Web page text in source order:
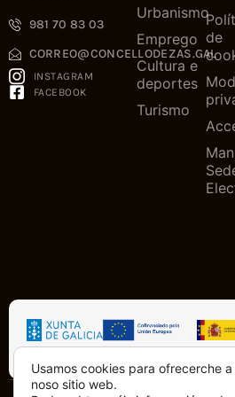
981 70 83 03
CORREO@CONCELLODEZAS.GAL
INSTAGRAM
FACEBOOK
Urbanismo
Emprego
Cultura e
deportes
Turismo
de
Usamos cookies para ofrecerche
noso sitio web.